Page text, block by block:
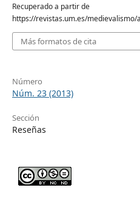
Recuperado a partir de
https://revistas.um.es/medievalismo/
Más formatos de cita
Número
Núm. 23 (2013)
Sección
Reseñas